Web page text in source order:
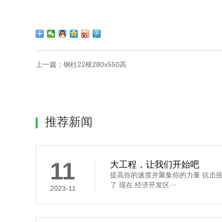
上一篇： 钢柱22根280x550高
推荐新闻
11
2023-11
大工程，让我们开始吧
提高你的速度并聚集你的力量 抗击
了 现在 经济开发区···